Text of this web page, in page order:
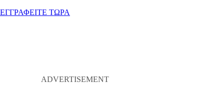
ΕΓΓΡΑΦΕΙΤΕ ΤΩΡΑ